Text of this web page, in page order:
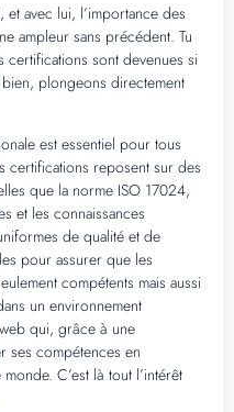
avec lui, l’importance des
ampleur sans précédent. Tu
sont devenues si
plongeons directement
est essentiel pour tous
certifications reposent sur des
que la norme ISO 17024,
et les connaissances
de qualité et de
pour assurer que les
compétents mais aussi
un environnement
qui, grâce à une
ses compétences en
C’est là tout l’intérêt